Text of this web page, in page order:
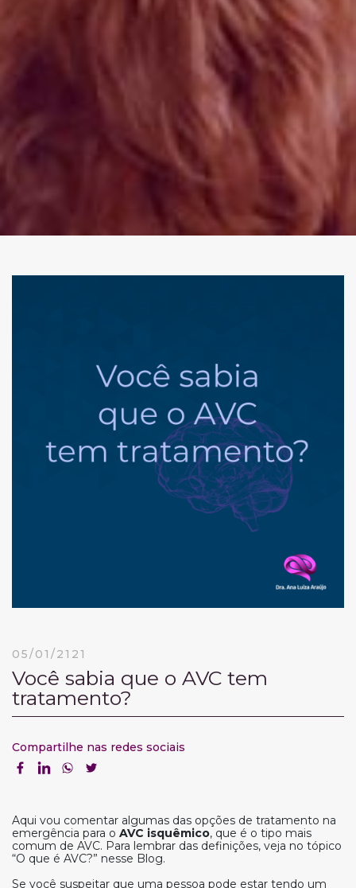
05/01/2121
Você sabia que o AVC tem
tratamento?
Compartilhe nas redes sociais
Aqui vou comentar algumas das opções de tratamento na
emergência para o AVC isquêmico, que é o tipo mais
comum de AVC. Para lembrar das definições, veja no tópico
“O que é AVC?” nesse Blog.
Se você suspeitar que uma pessoa pode estar tendo um